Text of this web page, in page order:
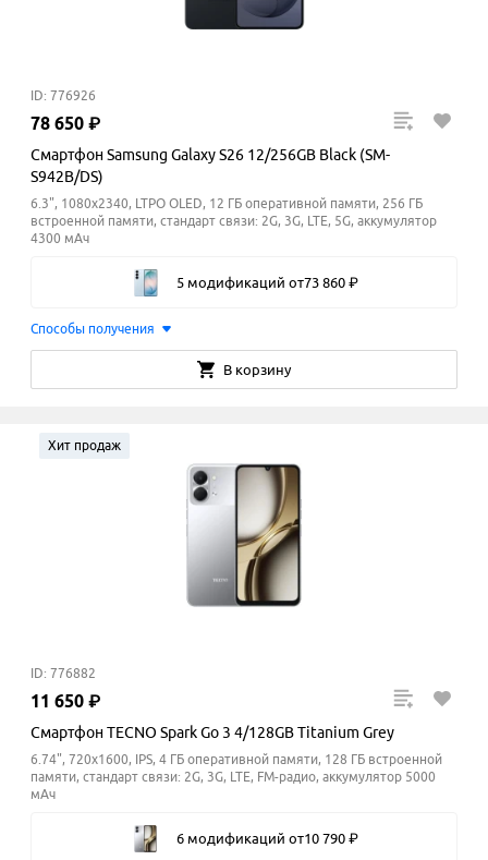
ID: 776926
78 650 ₽
Смартфон Samsung Galaxy S26 12/256GB Black (SM-
S942B/DS)
6.3", 1080x2340, LTPO OLED, 12 ГБ оперативной памяти, 256 ГБ
встроенной памяти, стандарт связи: 2G, 3G, LTE, 5G, аккумулятор
4300 мАч
5 модификаций от73 860 ₽
Способы получения
В корзину
Хит продаж
ID: 776882
11 650 ₽
Смартфон TECNO Spark Go 3 4/128GB Titanium Grey
6.74", 720x1600, IPS, 4 ГБ оперативной памяти, 128 ГБ встроенной
памяти, стандарт связи: 2G, 3G, LTE, FM-радио, аккумулятор 5000
мАч
6 модификаций от10 790 ₽